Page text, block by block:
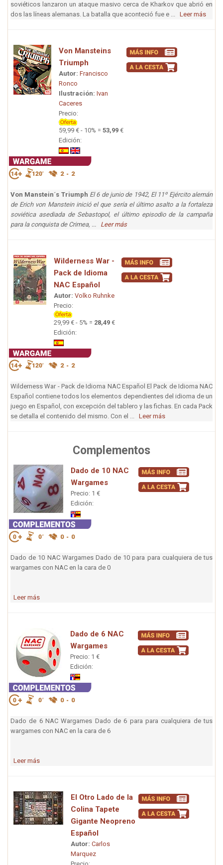
soviéticos lanzaron un ataque masivo cerca de Kharkov que abrió en
dos las líneas alemanas. La batalla que aconteció fue e ... Leer más
Von Mansteins
Triumph
Autor: Francisco
Ronco
Ilustración: Ivan
Caceres
Precio:
59,99 € - 10% = 53,99 €
Edición:
Von Manstein´s Triumph El 6 de junio de 1942, El 11º Ejército alemán
de Erich von Manstein inició el que sería el último asalto a la fortaleza
soviética asediada de Sebastopol, el último episodio de la campaña
para la conquista de Crimea, ... Leer más
Wilderness War -
Pack de Idioma
NAC Español
Autor: Volko Ruhnke
Precio:
29,99 € - 5% = 28,49 €
Edición:
Wilderness War - Pack de Idioma NAC Español El Pack de Idioma NAC
Español contiene todos los elementos dependientes del idioma de un
juego en Español, con excepción del tablero y las fichas. En cada Pack
se detalla el contenido del mismo. Con el ... Leer más
Complementos
Dado de 10 NAC
Wargames
Precio: 1 €
Edición:
Dado de 10 NAC Wargames Dado de 10 para para cualquiera de tus
wargames con NAC en la cara de 0
Leer más
Dado de 6 NAC
Wargames
Precio: 1 €
Edición:
Dado de 6 NAC Wargames Dado de 6 para para cualquiera de tus
wargames con NAC en la cara de 6
Leer más
El Otro Lado de la
Colina Tapete
Gigante Neopreno
Español
Autor: Carlos
Marquez